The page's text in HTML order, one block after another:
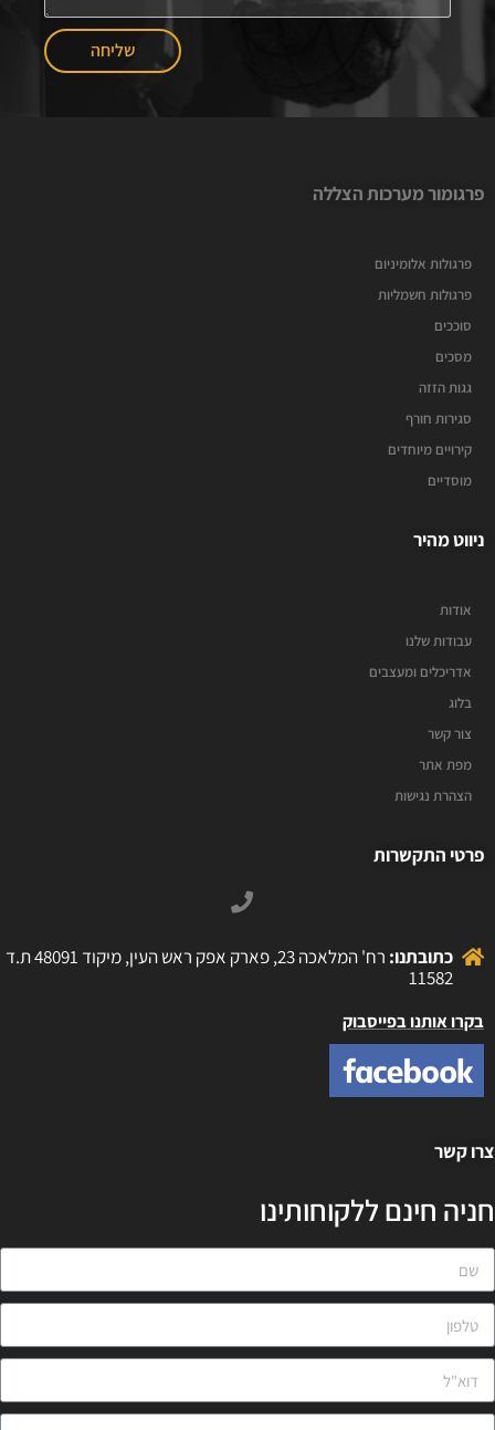
שליחה
פרגומור מערכות הצללה
פרגולות אלומיניום
פרגולות חשמליות
סוככים
מסכים
גגות הזזה
סגירות חורף
קירויים מיוחדים
מוסדיים
ניווט מהיר
אודות
עבודות שלנו
אדריכלים ומעצבים
בלוג
צור קשר
מפת אתר
הצהרת נגישות
פרטי התקשרות
כתובתנו:
רח' המלאכה 23, פארק אפק ראש העין, מיקוד 48091 ת.ד
11582
בקרו אותנו בפייסבוק
קשר
חינם ללקוחותינו